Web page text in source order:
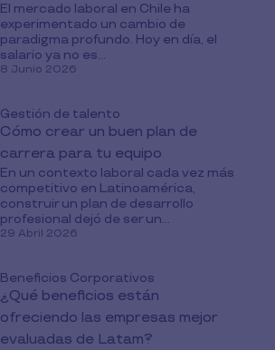
El mercado laboral en Chile ha
experimentado un cambio de
paradigma profundo. Hoy en día, el
salario ya no es...
8 Junio 2026
Gestión de talento
Cómo crear un buen plan de
carrera para tu equipo
En un contexto laboral cada vez más
competitivo en Latinoamérica,
construir un plan de desarrollo
profesional dejó de ser un...
29 Abril 2026
Beneficios Corporativos
¿Qué beneficios están
ofreciendo las empresas mejor
evaluadas de Latam?